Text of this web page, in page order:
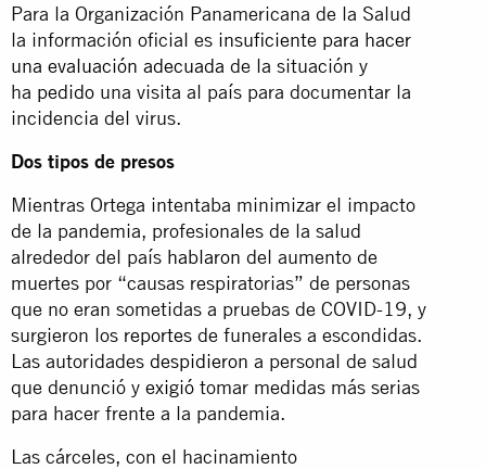
Para la Organización Panamericana de la Salud
la información oficial es insuficiente para hacer
una evaluación adecuada de la situación y
ha pedido una visita al país para documentar la
incidencia del virus.
Dos tipos de presos
Mientras Ortega intentaba minimizar el impacto
de la pandemia, profesionales de la salud
alrededor del país hablaron del aumento de
muertes por “causas respiratorias” de personas
que no eran sometidas a pruebas de COVID-19, y
surgieron los reportes de funerales a escondidas.
Las autoridades despidieron a personal de salud
que denunció y exigió tomar medidas más serias
para hacer frente a la pandemia.
Las cárceles, con el hacinamiento